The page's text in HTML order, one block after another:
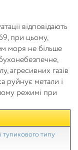
відповідають
при цьому,
моря не більше
агресивних газів
руйнує метали і
режимі при
тупикового типу